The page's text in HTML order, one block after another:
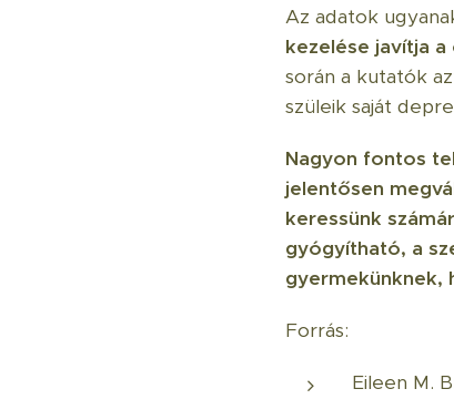
Az adatok
kezelése javítja
során a kutatók
szüleik saját
Nagyon fontos
jelentősen
keressünk
gyógyítható, a
gyermekünknek,
Forrás:
Eileen M.